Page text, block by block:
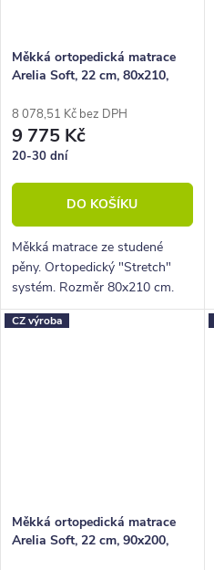
Měkká ortopedická matrace
Arelia Soft, 22 cm, 80x210,
8 078,51 Kč bez DPH
9 775 Kč
20-30 dní
DO KOŠÍKU
Měkká matrace ze studené
pěny. Ortopedický "Stretch"
systém. Rozměr 80x210 cm.
Výška 22 cm, nosnost 130 Kg,
5 zón
CZ výroba
Měkká ortopedická matrace
Arelia Soft, 22 cm, 90x200,